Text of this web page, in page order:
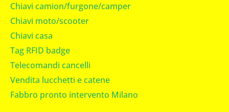
Chiavi camion/furgone/camper
Chiavi moto/scooter
Chiavi casa
Tag RFID badge
Telecomandi cancelli
Vendita lucchetti e catene
Fabbro pronto intervento Milano